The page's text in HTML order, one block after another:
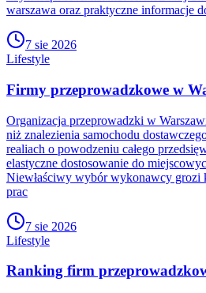
warszawa oraz praktyczne informacje
7 sie 2026
Lifestyle
Firmy przeprowadzkowe w
Organizacja przeprowadzki w
niż znalezienia samochodu
realiach o powodzeniu całego
elastyczne dostosowanie do
Niewłaściwy wybór wykonawcy grozi
prac
7 sie 2026
Lifestyle
Ranking firm